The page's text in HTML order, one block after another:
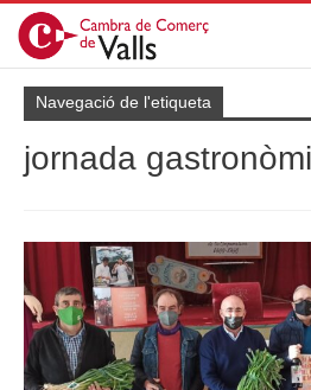
Navegació de l'etiqueta
jornada